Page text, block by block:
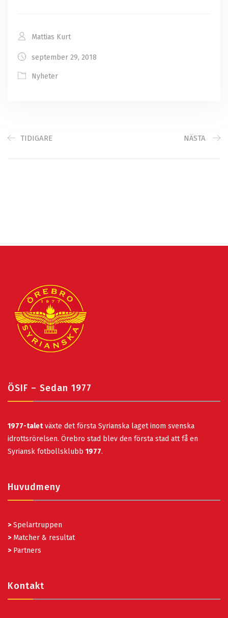
Mattias Kurt
september 29, 2018
Nyheter
TIDIGARE NÄSTA
ÖSIF – Sedan 1977
1977-taletväxte det första Syrianska laget inom svenska
idrottsrörelsen. Örebro stad blev den första stad att få en
Syriansk fotbollsklubb 1977.
Huvudmeny
> Spelartruppen
> Matcher & resultat
> Partners
Kontakt